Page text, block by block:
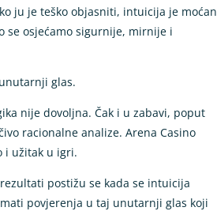
ju je teško objasniti, intuicija je moćan
se osjećamo sigurnije, mirnije i
glas.
nije dovoljna. Čak i u zabavi, poput
racionalne analize. Arena Casino
i užitak u igri.
postižu se kada se intuicija
povjerenja u taj unutarnji glas koji